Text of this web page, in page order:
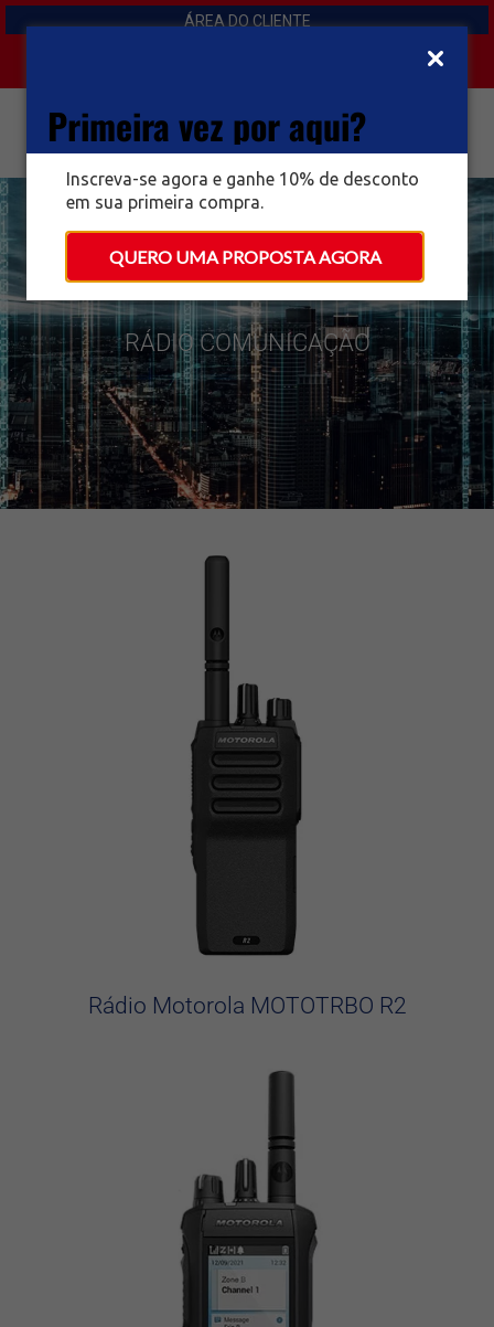
Primeira vez por aqui?
Inscreva-se agora e ganhe 10% de desconto
em sua primeira compra.
QUERO UMA PROPOSTA AGORA
ÁREA DO CLIENTE
RÁDIO COMUNICAÇÃO
Rádio Motorola MOTOTRBO R2